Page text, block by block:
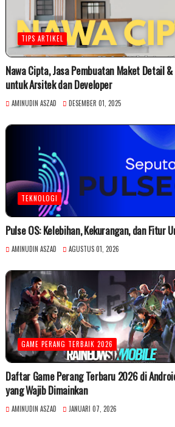
TIPS ARTIKEL
Nawa Cipta, Jasa Pembuatan Maket Detail
untuk Arsitek dan Developer
AMINUDIN ASZAD DESEMBER 01, 2025
TEKNOLOGI
Pulse OS: Kelebihan, Kekurangan, dan Fitur
AMINUDIN ASZAD AGUSTUS 01, 2026
GAME PERANG TERBAIK 2026
Daftar Game Perang Terbaru 2026 di
yang Wajib Dimainkan
AMINUDIN ASZAD JANUARI 07, 2026